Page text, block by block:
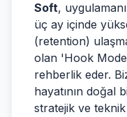
Soft,
üç ay içinde
(retention)
olan 'Hook
rehberlik eder.
hayatının doğal
stratejik ve